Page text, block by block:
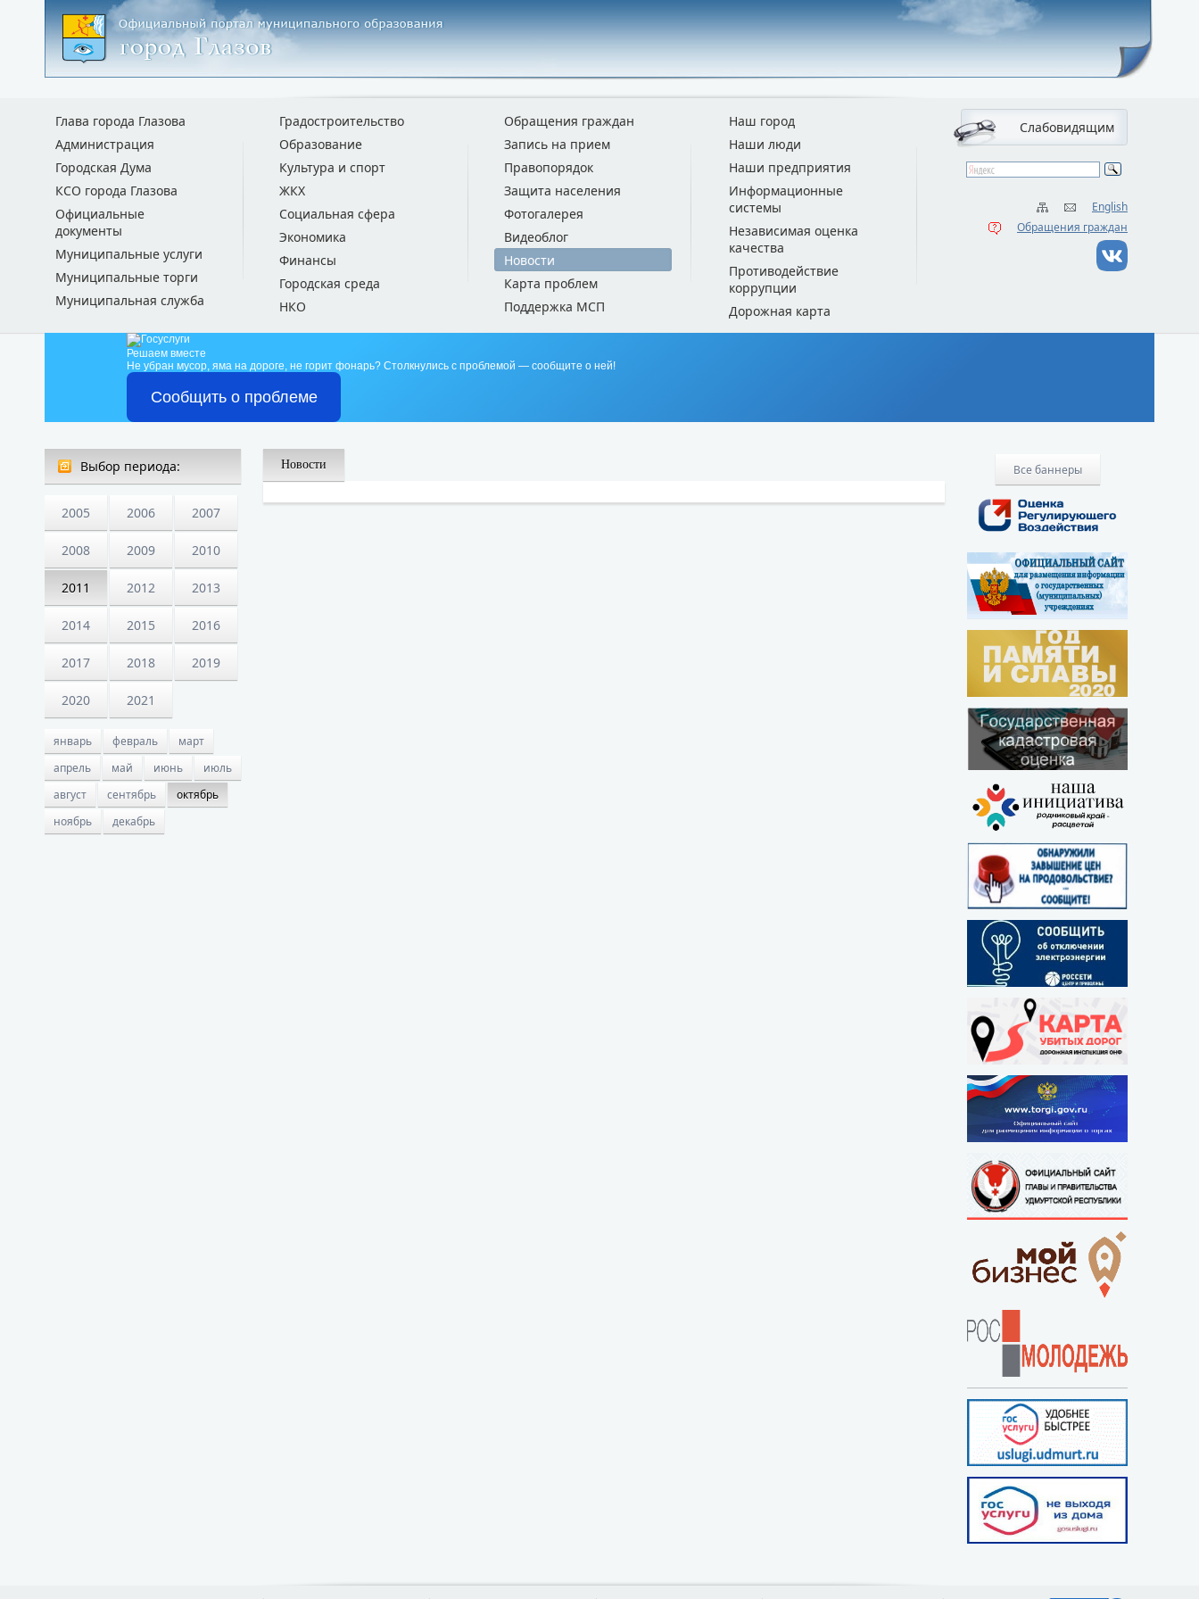
Слабовидящим
English
Обращения граждан
Глава города Глазова
Администрация
Городская Дума
КСО города Глазова
Официальные
документы
Муниципальные услуги
Муниципальные торги
Муниципальная служба
Градостроительство
Образование
Культура и спорт
ЖКХ
Социальная сфера
Экономика
Финансы
Городская среда
НКО
Обращения граждан
Запись на прием
Правопорядок
Защита населения
Фотогалерея
Видеоблог
Новости
Карта проблем
Поддержка МСП
Наш город
Наши люди
Наши предприятия
Информационные
системы
Независимая оценка
качества
Противодействие
коррупции
Дорожная карта
Решаем вместе
Не убран мусор, яма на дороге, не горит фонарь? Столкнулись с проблемой — сообщите о ней!
Сообщить о проблеме
Выбор периода:
2005 2006 2007
2008 2009 2010
2011 2012 2013
2014 2015 2016
2017 2018 2019
2020 2021
январь февраль
март
апрель
май июнь
июль
август
сентябрь
октябрь
ноябрь
декабрь
Все баннеры
Новости